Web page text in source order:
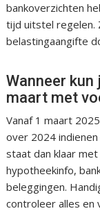
bankoverzichten
tijd uitstel regelen.
belastingaangifte
Wanneer kun
maart met
Vanaf 1 maart
over 2024
staat dan klaar
hypotheekinfo,
beleggingen.
controleer alles en